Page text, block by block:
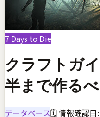
7 Days to Die
クラフトガ
半まで作る
データベース🗓 情報確認日: